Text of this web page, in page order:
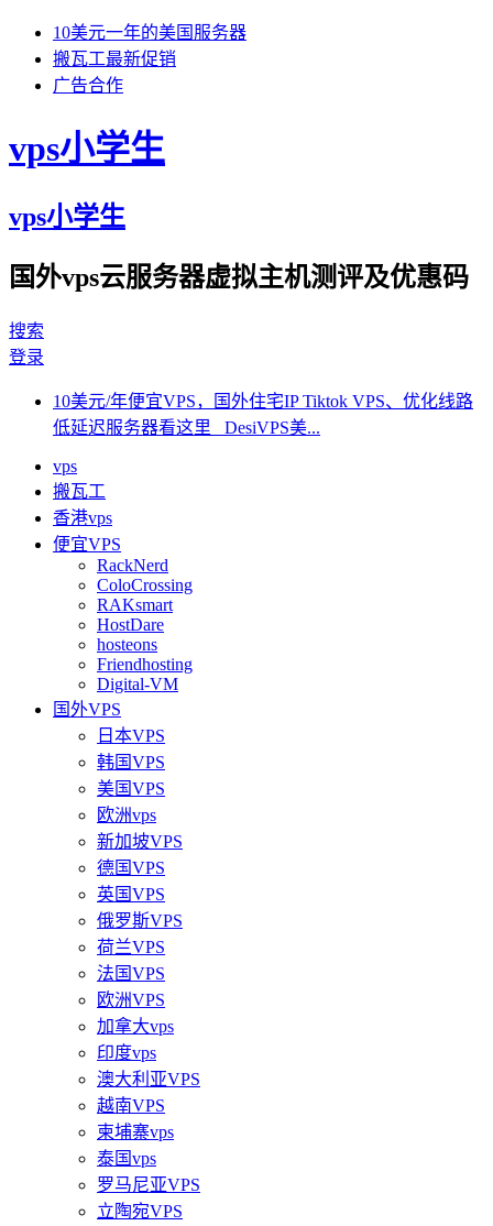
10美元一年的美国服务器
搬瓦工最新促销
广告合作
vps小学生
vps小学生
国外vps云服务器虚拟主机测评及优惠码
搜索
登录
10美元/年便宜VPS，国外住宅IP Tiktok VPS、优化线路
低延迟服务器看这里 DesiVPS美...
vps
搬瓦工
香港vps
便宜VPS
RackNerd
ColoCrossing
RAKsmart
HostDare
hosteons
Friendhosting
Digital-VM
国外VPS
日本VPS
韩国VPS
美国VPS
欧洲vps
新加坡VPS
德国VPS
英国VPS
俄罗斯VPS
荷兰VPS
法国VPS
欧洲VPS
加拿大vps
印度vps
澳大利亚VPS
越南VPS
柬埔寨vps
泰国vps
罗马尼亚VPS
立陶宛VPS